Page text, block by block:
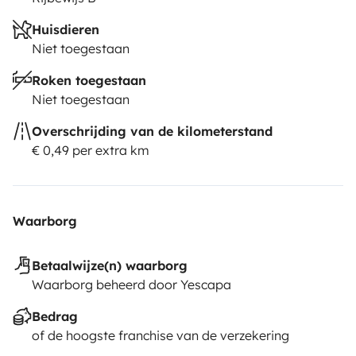
Huisdieren
Niet toegestaan
Roken toegestaan
Niet toegestaan
Overschrijding van de kilometerstand
€ 0,49 per extra km
Waarborg
Betaalwijze(n) waarborg
Waarborg beheerd door Yescapa
Bedrag
of de hoogste franchise van de verzekering